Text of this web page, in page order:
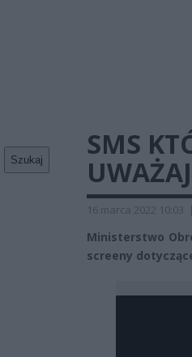
Szukaj
SMS
16 marca 2022 10:03 |
Ministerstwo
screeny